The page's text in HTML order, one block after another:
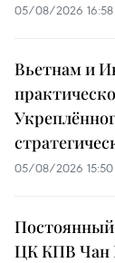
05/08/2026 16:58
Вьетнам и
05/08/2026 15:50
Постоянный
ЦК КПВ Чан